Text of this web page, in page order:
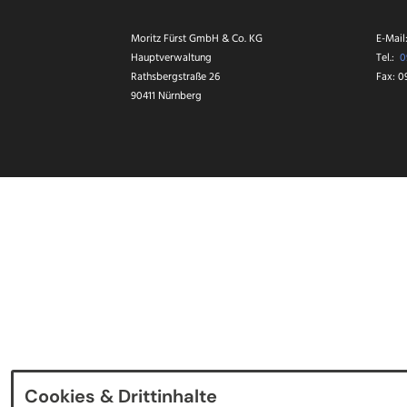
übernommen und zu
mittelständischen…
Moritz Fürst GmbH & Co. KG
Hauptverwaltung
Rathsbergstraße 26
90411 Nürnberg
E-Mail:
Tel.:
Fax:
Cookies & Drittinhalte